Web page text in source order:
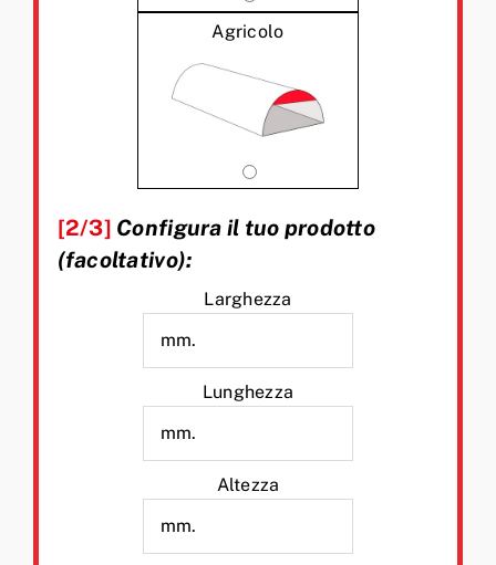
Agricolo
[2/3] Configura il tuo prodotto
(facoltativo):
Larghezza
Lunghezza
Altezza